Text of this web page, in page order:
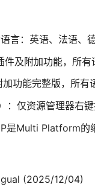
言：英语、法语、
及附加功能，所有
功能完整版，所有
：仅资源管理器右
是Multi Platform的
(2025/12/04)